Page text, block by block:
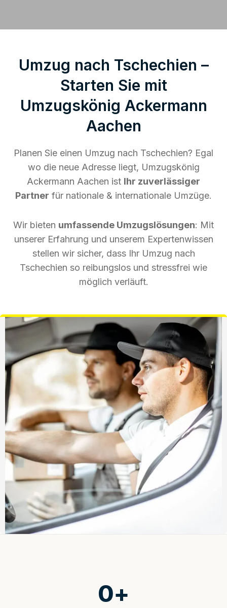
Umzug nach Tschechien –
Starten Sie mit
Umzugskönig Ackermann
Aachen
Planen Sie einen Umzug nach Tschechien? Egal
wo die neue Adresse liegt, Umzugskönig
Ackermann Aachen ist Ihr zuverlässiger
Partner für nationale & internationale Umzüge.
Wir bieten umfassende Umzugslösungen: Mit
unserer Erfahrung und unserem Expertenwissen
stellen wir sicher, dass Ihr Umzug nach
Tschechien so reibungslos und stressfrei wie
möglich verläuft.
0+